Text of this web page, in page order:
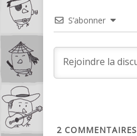
S’abonner
2 COMMENTAIRES